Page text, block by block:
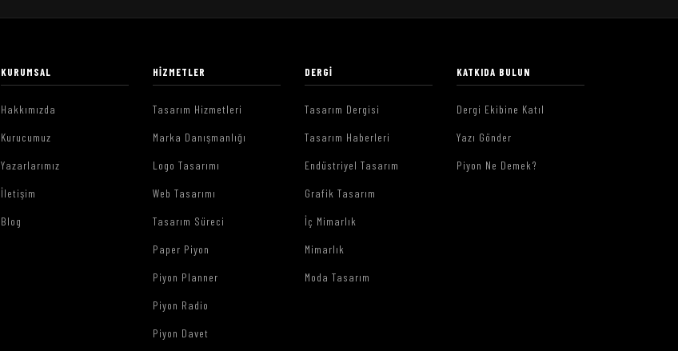
KURUMSAL
Hakkımızda
Kurucumuz
Yazarlarımız
İletişim
Blog
HIZMETLER
Tasarım Hizmetleri
Marka Danışmanlığı
Logo Tasarımı
Web Tasarımı
Tasarım Süreci
Paper Piyon
Piyon Planner
Piyon Radio
Piyon Davet
DERGI
Tasarım Dergisi
Tasarım Haberleri
Endüstriyel Tasarım
Grafik Tasarım
İç Mimarlık
Mimarlık
Moda Tasarım
KATKIDA BULUN
Dergi Ekibine Katıl
Yazı Gönder
Piyon Ne Demek?